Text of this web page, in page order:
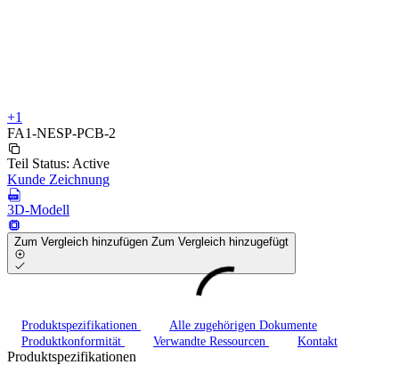
+1
FA1-NESP-PCB-2
Teil Status: Active
Kunde Zeichnung
3D-Modell
Zum Vergleich hinzufügen Zum Vergleich hinzugefügt
Produktspezifikationen
Alle zugehörigen Dokumente
Produktkonformität
Verwandte Ressourcen Kontakt
Produktspezifikationen